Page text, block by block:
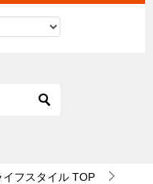
フスタイル TOP